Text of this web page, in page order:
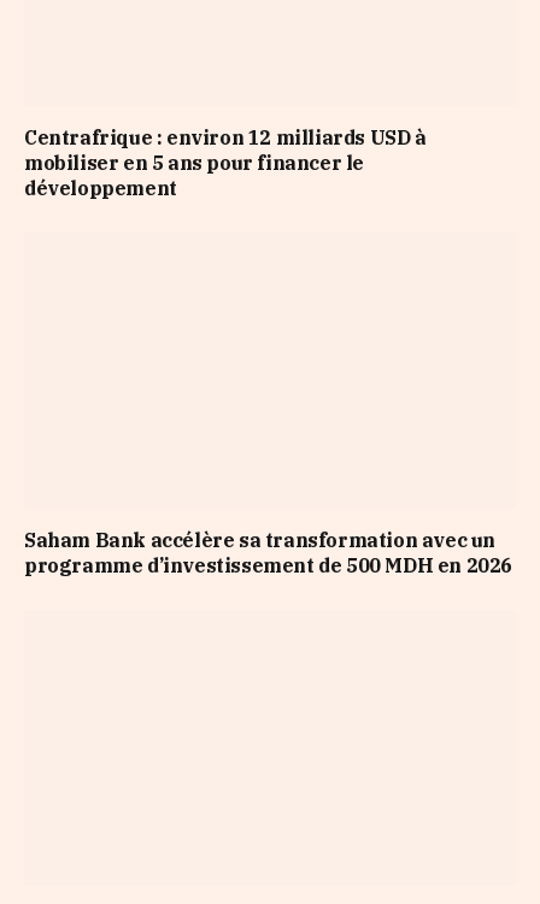
Centrafrique : environ 12 milliards USD à
mobiliser en 5 ans pour financer le
développement
Saham Bank accélère sa transformation avec un
programme d’investissement de 500 MDH en 2026